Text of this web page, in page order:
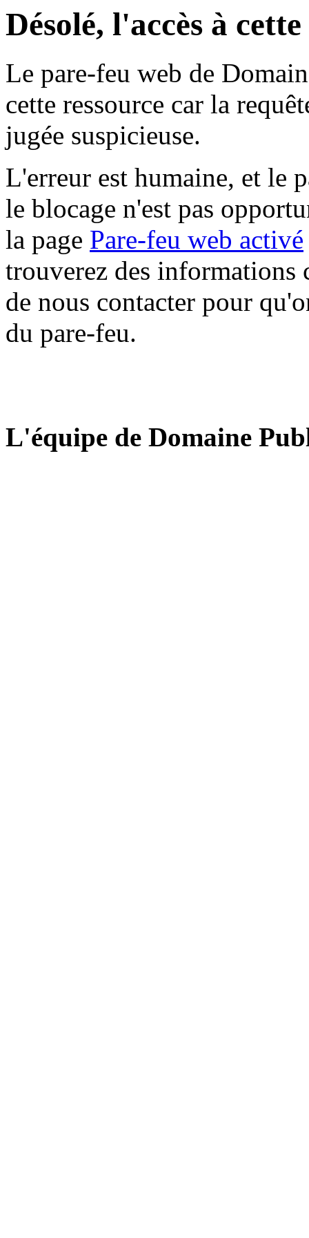
Désolé, l'accès à
Le pare-feu web de
cette ressource car la
jugée suspicieuse.
L'erreur est humaine, et le
le blocage n'est pas
la page Pare-feu web activé
trouverez des informations
de nous contacter pour
du pare-feu.
L'équipe de Domaine